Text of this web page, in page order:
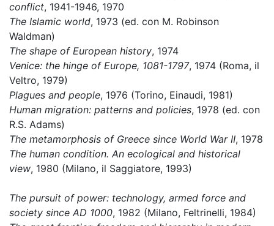
conflict, 1941-1946, 1970
The Islamic world, 1973 (ed. con M. Robinson
Waldman)
The shape of European history, 1974
Venice: the hinge of Europe, 1081-1797, 1974 (Roma, il
Veltro, 1979)
Plagues and people, 1976 (Torino, Einaudi, 1981)
Human migration: patterns and policies, 1978 (ed. con
R.S. Adams)
The metamorphosis of Greece since World War II, 1978
The human condition. An ecological and historical
view, 1980 (Milano, il Saggiatore, 1993)
The pursuit of power: technology, armed force and
society since AD 1000, 1982 (Milano, Feltrinelli, 1984)